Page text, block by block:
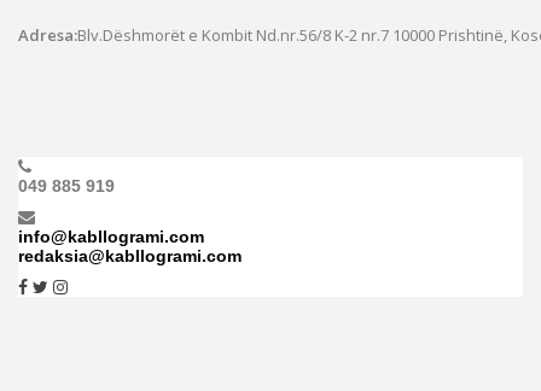
Adresa:Blv.Dëshmorët e Kombit Nd.nr.56/8 K-2 nr.7 10000 Prishtinë,
049 885 919
info@kabllogrami.com
redaksia@kabllogrami.com